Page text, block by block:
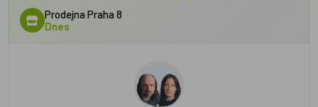
Prodejna Praha 8
Dnes